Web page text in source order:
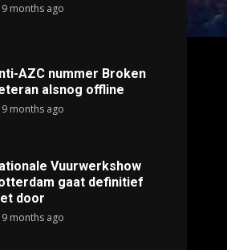
9 months ago
AZC nummer Broken
alsnog offline
9 months ago
Vuurwerkshow
gaat definitief
door
9 months ago